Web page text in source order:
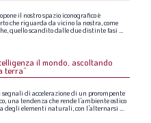
il nostrospazioiconograficoè
che riguarda da vicino la nostra,come
quelloscanditodalleduedistinte fasi ...
il mondo, ascoltando
terra”
segnali di accelerazionedi un prorompente
una tendenza che rende l’ambienteostico
degli elementi naturali,con l’alternarsi ...